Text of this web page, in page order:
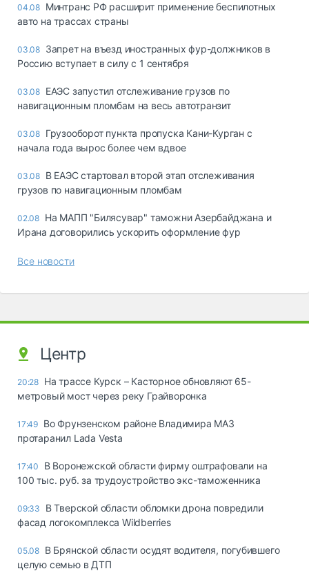
04.08 Минтранс РФ расширит применение беспилотных
авто на трассах страны
03.08 Запрет на въезд иностранных фур-должников в
Россию вступает в силу с 1 сентября
03.08 ЕАЭС запустил отслеживание грузов по
навигационным пломбам на весь автотранзит
03.08 Грузооборот пункта пропуска Кани-Курган с
начала года вырос более чем вдвое
03.08 В ЕАЭС стартовал второй этап отслеживания
грузов по навигационным пломбам
02.08 На МАПП "Билясувар" таможни Азербайджана и
Ирана договорились ускорить оформление фур
Все новости
Центр
20:28 На трассе Курск – Касторное обновляют 65-
метровый мост через реку Грайворонка
17:49 Во Фрунзенском районе Владимира МАЗ
протаранил Lada Vesta
17:40
В Воронежской области фирму оштрафовали на
100 тыс. руб. за трудоустройство экс-таможенника
09:33
В Тверской области обломки дрона повредили
фасад логокомплекса Wildberries
05.08 В Брянской области осудят водителя, погубившего
целую семью в ДТП